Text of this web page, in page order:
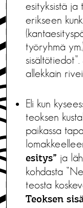
esityksistä ja
erikseen
työryhmä
allekkain
Eli kun
teoksen
paikassa
esitys” ja
kohdasta
teosta
Teoksen